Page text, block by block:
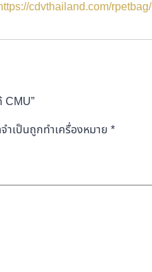
cdvthailand.com/rpetbag/
CMU”
ำเป็นถูกทำเครื่องหมาย *